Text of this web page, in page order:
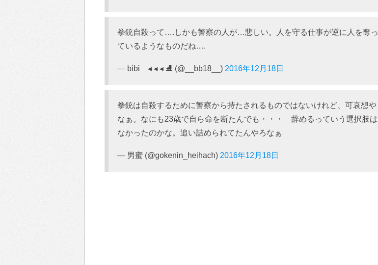
拳銃自殺って….しかも警察の人が…悲しい。人を守る仕事が逆に人を奪っ
ているようなものだね….
— bibi ◂ ◂ ◂ ⛸ (@__bb18__) 2016年12月18日
拳銃は自殺するために警察から持たされるものではないけれど、可哀想や
なぁ。なにも23歳で自ら命を断たんでも・・・ 辞めるっていう選択肢は
なかったのかな。追い詰められてたんやろなぁ
— 男蜜 (@gokenin_heihach) 2016年12月18日